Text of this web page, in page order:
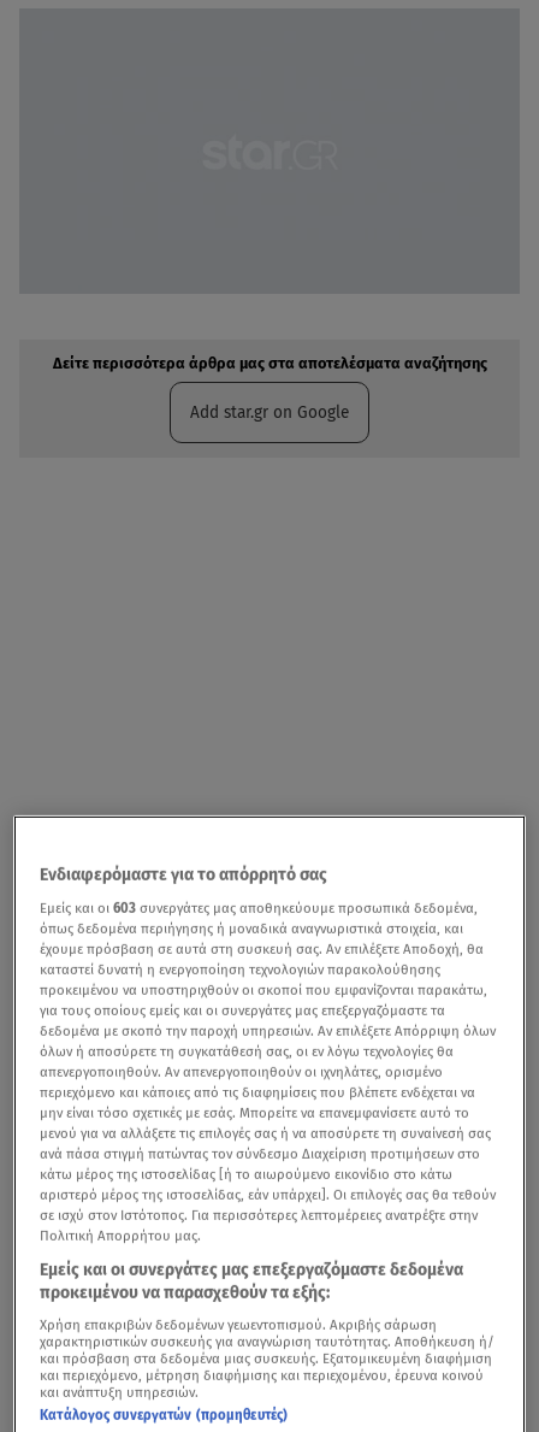
Δείτε περισσότερα άρθρα μας στα αποτελέσματα αναζήτησης
Add star.gr on Google
Ενδιαφερόμαστε για το απόρρητό σας
Εμείς και οι603 συνεργάτες μας αποθηκεύουμε προσωπικά δεδομένα,
όπως δεδομένα περιήγησης ή μοναδικά αναγνωριστικά στοιχεία, και
έχουμε πρόσβαση σε αυτά στη συσκευή σας. Αν επιλέξετε Αποδοχή, θα
καταστεί δυνατή η ενεργοποίηση τεχνολογιών παρακολούθησης
προκειμένου να υποστηριχθούν οι σκοποί που εμφανίζονται παρακάτω,
για τους οποίους εμείς και οι συνεργάτες μας επεξεργαζόμαστε τα
δεδομένα με σκοπό την παροχή υπηρεσιών. Αν επιλέξετε Απόρριψη όλων
όλων ή αποσύρετε τη συγκατάθεσή σας, οι εν λόγω τεχνολογίες θα
απενεργοποιηθούν. Αν απενεργοποιηθούν οι ιχνηλάτες, ορισμένο
περιεχόμενο και κάποιες από τις διαφημίσεις που βλέπετε ενδέχεται να
μην είναι τόσο σχετικές με εσάς. Μπορείτε να επανεμφανίσετε αυτό το
μενού για να αλλάξετε τις επιλογές σας ή να αποσύρετε τη συναίνεσή σας
ανά πάσα στιγμή πατώντας τον σύνδεσμο Διαχείριση προτιμήσεων στο
κάτω μέρος της ιστοσελίδας [ή το αιωρούμενο εικονίδιο στο κάτω
αριστερό μέρος της ιστοσελίδας, εάν υπάρχει]. Οι επιλογές σας θα τεθούν
σε ισχύ στον Ιστότοπος. Για περισσότερες λεπτομέρειες ανατρέξτε στην
Πολιτική Απορρήτου μας.
Εμείς και οι συνεργάτες μας επεξεργαζόμαστε δεδομένα
προκειμένου να παρασχεθούν τα εξής:
Χρήση επακριβών δεδομένων γεωεντοπισμού. Ακριβής σάρωση
χαρακτηριστικών συσκευής για αναγνώριση ταυτότητας. Αποθήκευση ή/
και πρόσβαση στα δεδομένα μιας συσκευής. Εξατομικευμένη διαφήμιση
και περιεχόμενο, μέτρηση διαφήμισης και περιεχομένου, έρευνα κοινού
και ανάπτυξη υπηρεσιών.
Κατάλογος συνεργατών (προμηθευτές)